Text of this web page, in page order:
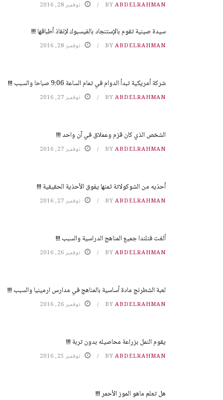
BY ABDELRAHMAN نوفمبر 28, 2016
سيدة صينية تقوم بالإستنجاد بالفيسبوك لإنقاذ أطباقها !!!
BY ABDELRAHMAN نوفمبر 28, 2016
شركة أمريكية تبدأ الدوام في تمام الساعة 9:06 صباحا والسبب !!!
BY ABDELRAHMAN نوفمبر 27, 2016
الشخص الذي كان قزم وعملاق في آن واحد !!!
BY ABDELRAHMAN نوفمبر 27, 2016
أحذيه من الشوكولاتة ثمنها يفوق الأحذية الحقيقية !!!
BY ABDELRAHMAN نوفمبر 27, 2016
ألغت فنلندا جميع المناهج الدراسية والسبب !!!
BY ABDELRAHMAN نوفمبر 26, 2016
لعبة الشطرنج مادة أساسية بالمناهج في مدارس ارمينيا والسبب !!!
BY ABDELRAHMAN نوفمبر 26, 2016
يقوم النمل بزراعة محاصيله بدون تربة !!!
BY ABDELRAHMAN نوفمبر 25, 2016
هل تعلم ماهو الموز الأحمر !!!